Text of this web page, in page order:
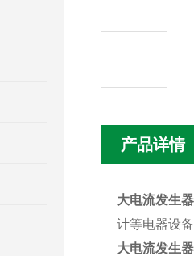
产品详情
大电流发生
计等电器设
大电流发生